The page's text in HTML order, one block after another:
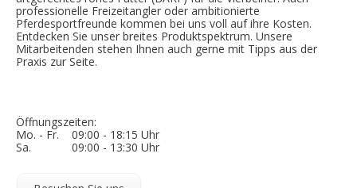
professionelle Freizeitangler oder ambitionierte
Pferdesportfreunde kommen bei uns voll auf ihre Kosten.
Entdecken Sie unser breites Produktspektrum. Unsere
Mitarbeitenden stehen Ihnen auch gerne mit Tipps aus der
Praxis zur Seite.
Öffnungszeiten:
Mo. - Fr.
09:00 - 18:15 Uhr
Sa.
09:00 - 13:30 Uhr